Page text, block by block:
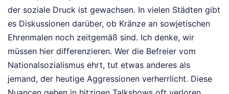
der soziale Druck ist gewachsen. In vielen Städten gibt
es Diskussionen darüber, ob Kränze an sowjetischen
Ehrenmalen noch zeitgemäß sind. Ich denke, wir
müssen hier differenzieren. Wer die Befreier vom
Nationalsozialismus ehrt, tut etwas anderes als
jemand, der heutige Aggressionen verherrlicht. Diese